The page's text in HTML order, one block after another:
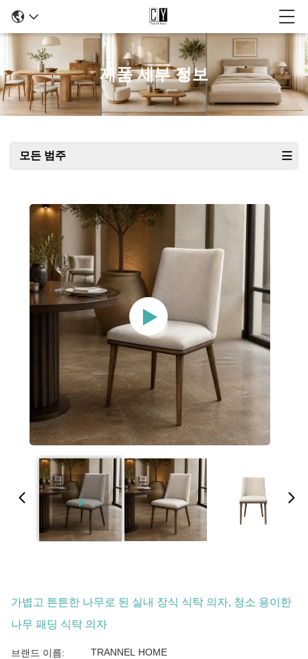
제품 세부 정보
모든 범주
가볍고 튼튼한 나무로 된 실내 장식 식탁 의자, 청소 용이한
나무 패딩 식탁 의자
브랜드 이름: TRANNEL HOME